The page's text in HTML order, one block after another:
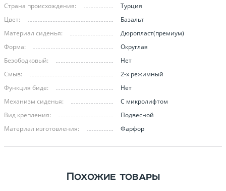
Страна происхождения:
Турция
Цвет:
Базальт
Материал сиденья:
Дюропласт(премиум)
Форма:
Округлая
Безободковый:
Нет
Смыв:
2-х режимный
Функция биде:
Нет
Механизм сиденья:
С микролифтом
Вид крепления:
Подвесной
Материал изготовления:
Фарфор
Похожие товары